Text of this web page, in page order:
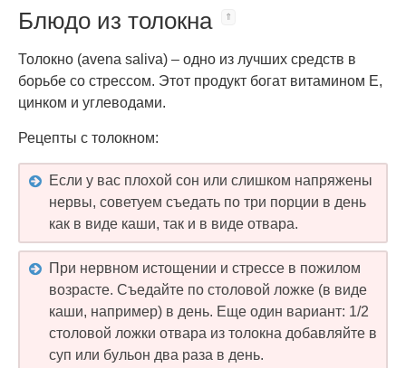
Блюдо из толокна
Толокно (avena saliva) – одно из лучших средств в
борьбе со стрессом. Этот продукт богат витамином Е,
цинком и углеводами.
Рецепты с толокном:
Если у вас плохой сон или слишком напряжены
нервы, советуем съедать по три порции в день
как в виде каши, так и в виде отвара.
При нервном истощении и стрессе в пожилом
возрасте. Съедайте по столовой ложке (в виде
каши, например) в день. Еще один вариант: 1/2
столовой ложки отвара из толокна добавляйте в
суп или бульон два раза в день.